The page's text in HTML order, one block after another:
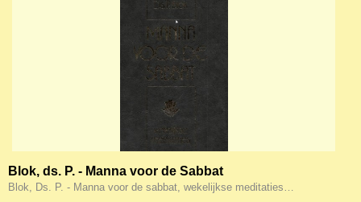
Blok, ds. P. - Manna voor de Sabbat
Blok, Ds. P. - Manna voor de sabbat, wekelijkse meditaties…